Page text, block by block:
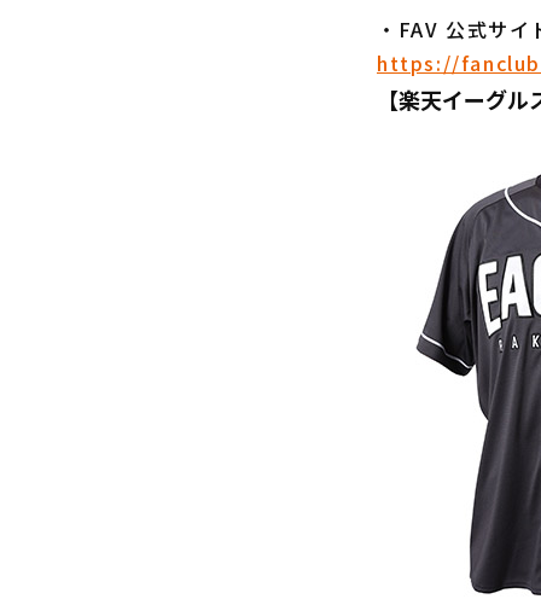
・FAV 公式サイ
https://
【楽天イーグ